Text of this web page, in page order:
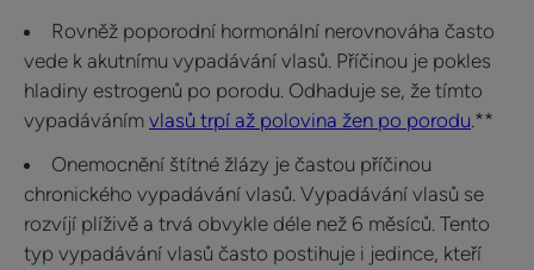
Rovněž poporodní hormonální nerovnováha často
vede k akutnímu vypadávání vlasů. Příčinou je pokles
hladiny estrogenů po porodu. Odhaduje se, že tímto
vypadáváním vlasů trpí až polovina žen po porodu.**
Onemocnění štítné žlázy je častou příčinou
chronického vypadávání vlasů. Vypadávání vlasů se
rozvíjí plíživě a trvá obvykle déle než 6 měsíců. Tento
typ vypadávání vlasů často postihuje i jedince, kteří